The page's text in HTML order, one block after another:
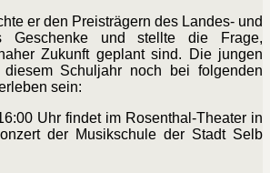
er den Preisträgern des Landes- und
Geschenke und stellte die Frage,
Zukunft geplant sind. Die jungen
Schuljahr noch bei folgenden
sein:
Uhr findet im Rosenthal-Theater in
der Musikschule der Stadt Selb